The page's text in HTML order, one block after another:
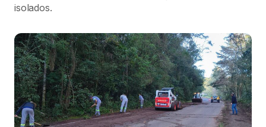
isolados.